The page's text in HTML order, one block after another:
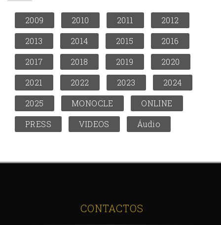
2009 2010 2011
2012
2013
2014 2015
2016
2017
2018 2019
2020
2021
2022 2023
2024
2025
MONOCLE
ONLINE
PRESS
VIDEOS Áudio
CONTACTOS